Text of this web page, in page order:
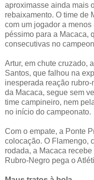
aproximasse ainda mais
rebaixamento. O time de
com um jogador a
péssimo para a Macaca,
consecutivas no
Artur, em chute cruzado,
Santos, que falhou na
inesperada reação
da Macaca, segue sem
time campineiro, nem
no início do campeonato.
Com o empate, a Ponte
colocação. O Flamengo,
rodada, a Macaca
Rubro-Negro pega o